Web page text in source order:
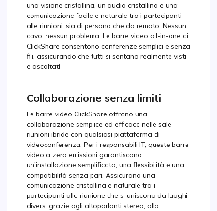
una visione cristallina, un audio cristallino e una
comunicazione facile e naturale tra i partecipanti
alle riunioni, sia di persona che da remoto. Nessun
cavo, nessun problema. Le barre video all-in-one di
ClickShare consentono conferenze semplici e senza
fili, assicurando che tutti si sentano realmente visti
e ascoltati
Collaborazione senza limiti
Le barre video ClickShare offrono una
collaborazione semplice ed efficace nelle sale
riunioni ibride con qualsiasi piattaforma di
videoconferenza. Per i responsabili IT, queste barre
video a zero emissioni garantiscono
un'installazione semplificata, una flessibilità e una
compatibilità senza pari. Assicurano una
comunicazione cristallina e naturale tra i
partecipanti alla riunione che si uniscono da luoghi
diversi grazie agli altoparlanti stereo, alla